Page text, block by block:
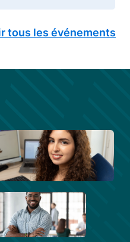
tous les événements